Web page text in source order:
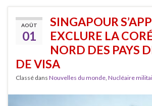
AOÛT
01
SINGAPOUR
EXCLURE LA
NORD DES PAYS
DE VISA
Classé dans Nouvelles du monde, Nucléaire